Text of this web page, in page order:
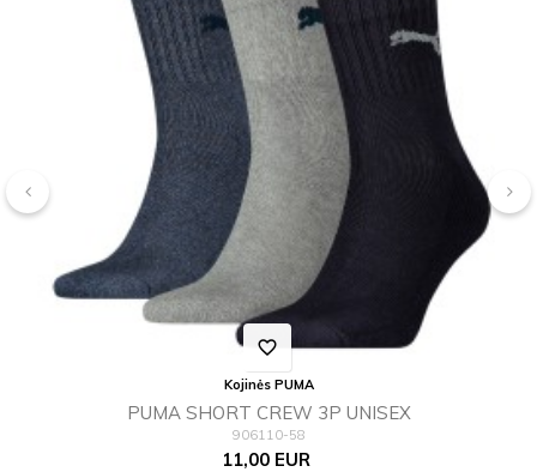
favorite_border
Kojinės PUMA
PUMA SHORT CREW 3P UNISEX
906110-58
Kaina
11,00 EUR